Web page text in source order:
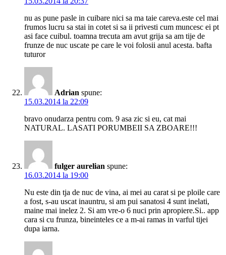
nu as pune pasle in cuibare nici sa ma taie careva.este cel mai
frumos lucru sa stai in cotet si sa ii privesti cum muncesc ei pt
asi face cuibul. toamna trecuta am avut grija sa am tije de
frunze de nuc uscate pe care le voi folosii anul acesta. bafta
tuturor
Adrian spune:
15.03.2014 la 22:09
bravo onudarza pentru com. 9 asa zic si eu, cat mai
NATURAL. LASATI PORUMBEII SA ZBOARE!!!
fulger aurelian spune:
16.03.2014 la 19:00
Nu este din tja de nuc de vina, ai mei au carat si pe ploile care
a fost, s-au uscat inauntru, si am pui sanatosi 4 sunt inelati,
maine mai inelez 2. Si am vre-o 6 nuci prin apropiere.Si.. app
cara si cu frunza, bineinteles ce a m-ai ramas in varful tijei
dupa iarna.